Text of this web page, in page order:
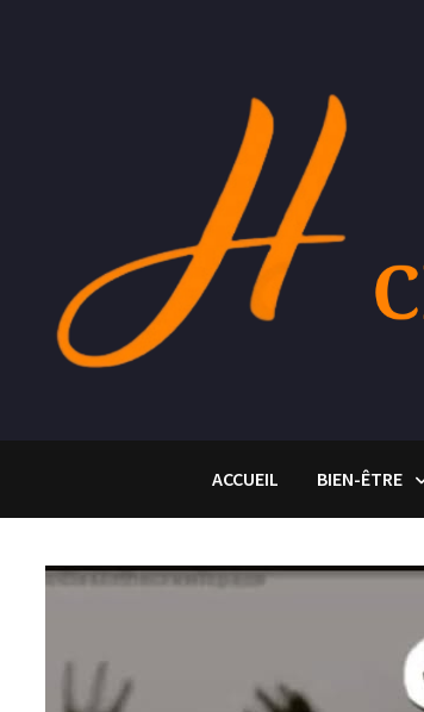
ACCUEIL BIEN-ÊTRE